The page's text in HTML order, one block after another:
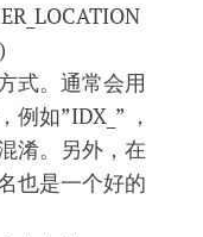
式。通常会用
如”IDX_” ，
淆。另外，在
也是一个好的